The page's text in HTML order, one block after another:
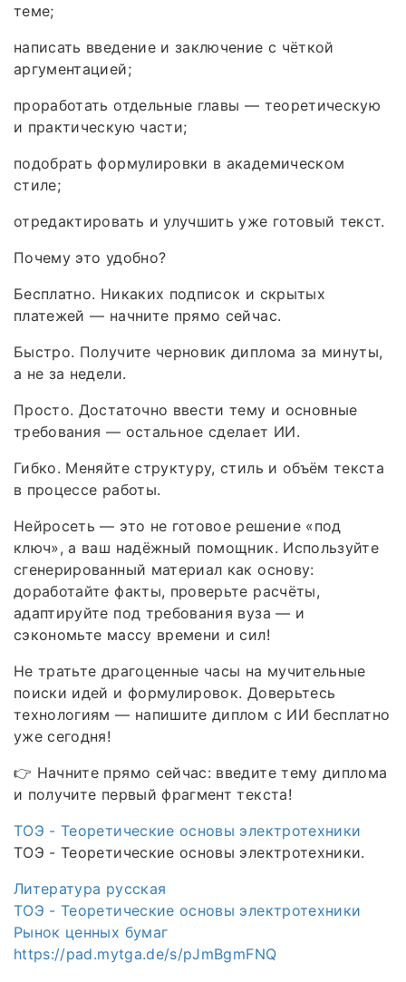
теме;
написать введение и заключение с чёткой
аргументацией;
проработать отдельные главы — теоретическую
и практическую части;
подобрать формулировки в академическом
стиле;
отредактировать и улучшить уже готовый текст.
Почему это удобно?
Бесплатно. Никаких подписок и скрытых
платежей — начните прямо сейчас.
Быстро. Получите черновик диплома за минуты,
а не за недели.
Просто. Достаточно ввести тему и основные
требования — остальное сделает ИИ.
Гибко. Меняйте структуру, стиль и объём текста
в процессе работы.
Нейросеть — это не готовое решение «под
ключ», а ваш надёжный помощник. Используйте
сгенерированный материал как основу:
доработайте факты, проверьте расчёты,
адаптируйте под требования вуза — и
сэкономьте массу времени и сил!
Не тратьте драгоценные часы на мучительные
поиски идей и формулировок. Доверьтесь
технологиям — напишите диплом с ИИ бесплатно
уже сегодня!
👉 Начните прямо сейчас: введите тему диплома
и получите первый фрагмент текста!
ТОЭ - Теоретические основы электротехники
ТОЭ - Теоретические основы электротехники.
Литература русская
ТОЭ - Теоретические основы электротехники
Рынок ценных бумаг
https://pad.mytga.de/s/pJmBgmFNQ